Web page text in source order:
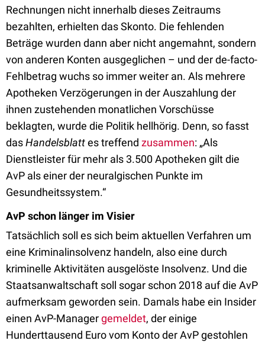
Rechnungen nicht innerhalb dieses Zeitraums
bezahlten, erhielten das Skonto. Die fehlenden
Beträge wurden dann aber nicht angemahnt, sondern
von anderen Konten ausgeglichen – und der de-facto-
Fehlbetrag wuchs so immer weiter an. Als mehrere
Apotheken Verzögerungen in der Auszahlung der
ihnen zustehenden monatlichen Vorschüsse
beklagten, wurde die Politik hellhörig. Denn, so fasst
dasHandelsblattes treffend zusammen: „Als
Dienstleister für mehr als 3.500 Apotheken gilt die
AvP als einer der neuralgischen Punkte im
Gesundheitssystem.“
AvP schon länger im Visier
Tatsächlich soll es sich beim aktuellen Verfahren um
eine Kriminalinsolvenz handeln, also eine durch
kriminelle Aktivitäten ausgelöste Insolvenz. Und die
Staatsanwaltschaft soll sogar schon 2018 auf die AvP
aufmerksam geworden sein. Damals habe ein Insider
einen AvP-Managergemeldet, der einige
Hunderttausend Euro vom Konto der AvP gestohlen